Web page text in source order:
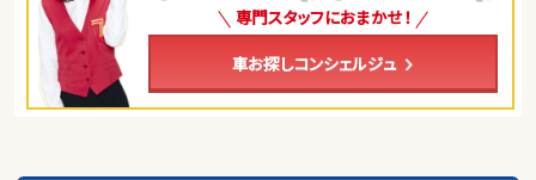
専門スタッフにおまかせ！
車お探しコンシェルジュ